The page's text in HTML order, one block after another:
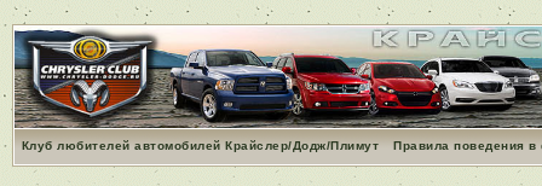
Клуб любителей автомобилей Крайслер/Додж/Плимут Правила поведения